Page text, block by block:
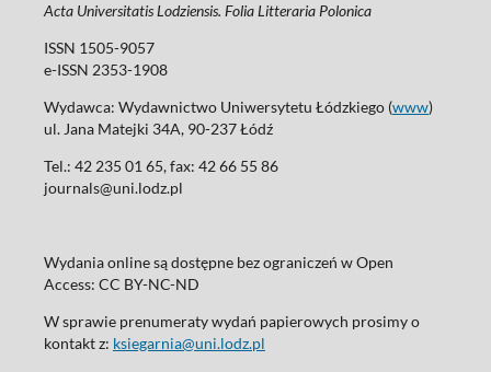
Acta Universitatis Lodziensis. Folia Litteraria Polonica
ISSN 1505-9057
e-ISSN 2353-1908
Wydawca: Wydawnictwo Uniwersytetu Łódzkiego (www)
ul. Jana Matejki 34A, 90-237 Łódź
Tel.: 42 235 01 65, fax: 42 66 55 86
journals@uni.lodz.pl
Wydania online są dostępne bez ograniczeń w Open
Access: CC BY-NC-ND
W sprawie prenumeraty wydań papierowych prosimy o
kontakt z: ksiegarnia@uni.lodz.pl